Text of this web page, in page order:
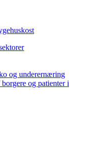
og underernæring
og patienter i